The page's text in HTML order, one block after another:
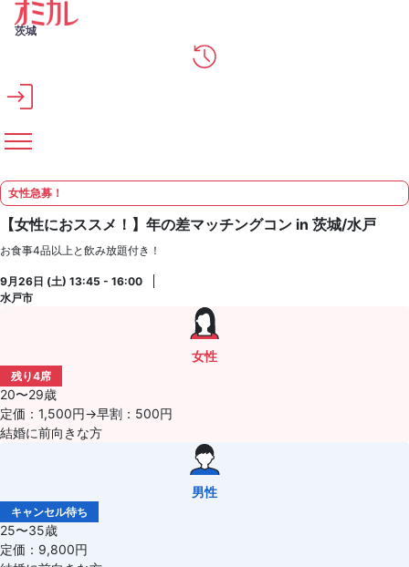
メインコンテンツへスキップ
茨城
女性急募！
【女性におススメ！】年の差マッチングコン in 茨城/水戸
お食事4品以上と飲み放題付き！
9月26日 (土) 13:45 - 16:00
水戸市
女性
残り4席
20〜29歳
定価：1,500円→早割：500円
結婚に前向きな方
男性
キャンセル待ち
25〜35歳
定価：9,800円